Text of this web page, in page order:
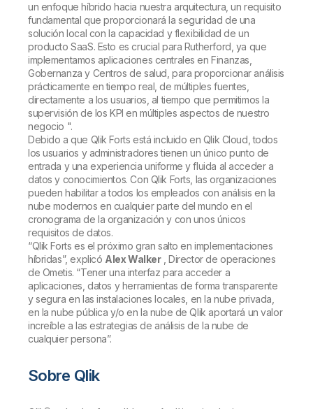
un enfoque híbrido hacia nuestra arquitectura, un requisito
fundamental que proporcionará la seguridad de una
solución local con la capacidad y flexibilidad de un
producto SaaS. Esto es crucial para Rutherford, ya que
implementamos aplicaciones centrales en Finanzas,
Gobernanza y Centros de salud, para proporcionar análisis
prácticamente en tiempo real, de múltiples fuentes,
directamente a los usuarios, al tiempo que permitimos la
supervisión de los KPI en múltiples aspectos de nuestro
negocio ".
Debido a que Qlik Forts está incluido en Qlik Cloud, todos
los usuarios y administradores tienen un único punto de
entrada y una experiencia uniforme y fluida al acceder a
datos y conocimientos. Con Qlik Forts, las organizaciones
pueden habilitar a todos los empleados con análisis en la
nube modernos en cualquier parte del mundo en el
cronograma de la organización y con unos únicos
requisitos de datos.
“Qlik Forts es el próximo gran salto en implementaciones
híbridas”, explicó Alex Walker, Director de operaciones
de Ometis. “Tener una interfaz para acceder a
aplicaciones, datos y herramientas de forma transparente
y segura en las instalaciones locales, en la nube privada,
en la nube pública y/o en la nube de Qlik aportará un valor
increíble a las estrategias de análisis de la nube de
cualquier persona”.
Sobre Qlik